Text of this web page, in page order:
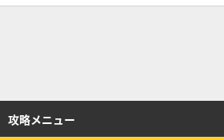
攻略メニュー